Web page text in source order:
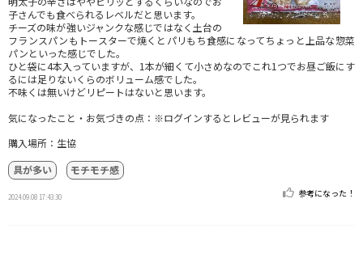
子さんでも食べられるレベルだと思います。
チーズの味が強いジャンクな感じではなく土台の
フランスパンもトースターで焼くとパリもち食感になってちょっと上品な惣菜
パンといった感じでした。
ひと袋に4本入っていますが、1本が細くて小さめなのでこれ1つでお昼ご飯にす
るには足りないくらのボリューム感でした。
不味くは無いけどリピートはないと思います。
気になったこと・お気づきの点：※ログインするとレビューが見られます
購入場所：生協
具が多い
モチモチ感
2024.09.08 17:43:30 参考になった！